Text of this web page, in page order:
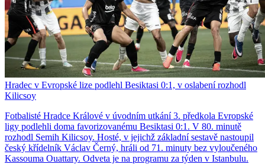
Hradec v Evropské lize podlehl Besiktasi 0:1, v oslabení rozhodl
Kilicsoy
Fotbalisté Hradce Králové v úvodním utkání 3. předkola Evropské
ligy podlehli doma favorizovanému Besiktasi 0:1. V 80. minutě
rozhodl Semih Kilicsoy. Hosté, v jejichž základní sestavě nastoupil
český křídelník Václav Černý, hráli od 71. minuty bez vyloučeného
Kassouma Ouattary. Odveta je na programu za týden v Istanbulu.